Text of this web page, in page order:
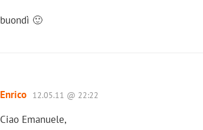
buondì 🙂
Enrico 12.05.11 @ 22:22
Ciao Emanuele,